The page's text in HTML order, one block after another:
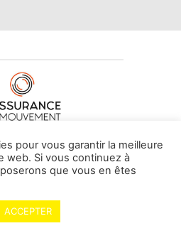
NOUS•CONTACT
-By Vovoxx Média
Contributeurs
pour vous garantir la meilleure
web. Si vous continuez à
que vous en êtes
ACCEPTER